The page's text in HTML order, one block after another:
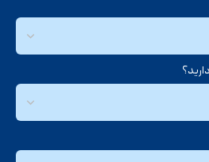
مهم‌ترین هزینه‌هایی که ممکن است جدا از هزینه پایه IVF محاسبه شوند شامل
داروهای تحریک تخمک‌گذاری، آزمایش‌های تخصصی، ICSI یا میکرواینجکشن،
یا زنان و برخی خدمات بیهوشی یا اتاق عمل